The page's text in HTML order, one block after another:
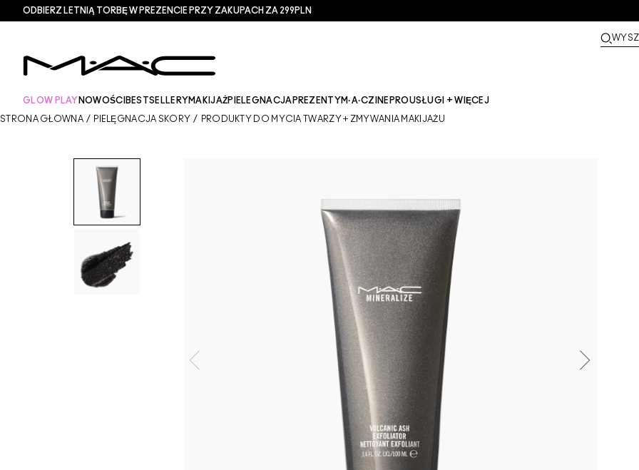
ODBIERZ LETNIĄ TORBĘ W PREZENCIE PRZY ZAKUPACH ZA 299PLN
GLOW PLAY NOWOŚCI BESTSELLERY MAKIJAŻPIELEGNACJA PREZENTY M·A·CZINE​ PROUSŁUGI + WIĘCEJ
STRONA GŁÓWNA / PIELĘGNACJA SKÓRY / PRODUKTY DO MYCIA TWARZY + ZMYWANIA MAKIJAŻU